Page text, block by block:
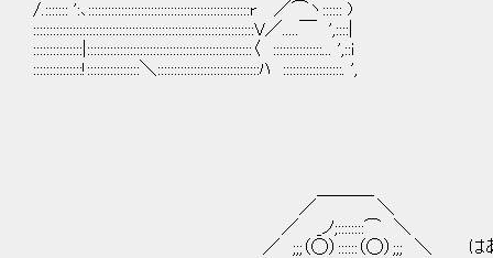
/.::::::: ':､:::::::::::::::::::::::::::::::::::::::::::::::::r ／⌒ヽ:::::: )
:::::::::::::::::::::::::::::::::::::::::::::::::::::::::::::::::::V／.....￣ ',::::|
:::::::::::::::|::::::::::::::::::::::::::::::::::::::::::::::::::〈 :::::::::::::::... ',::i
:::::::::::::::!::::::::::::::::＼:::::::::::::::::::::::::::::::ﾊ ::::::::::::::::::. ',
／ ＼
／ _ノ;::::::::⌒ ＼
／ ;;;（◯）::::::（◯）;;; ＼ はあ